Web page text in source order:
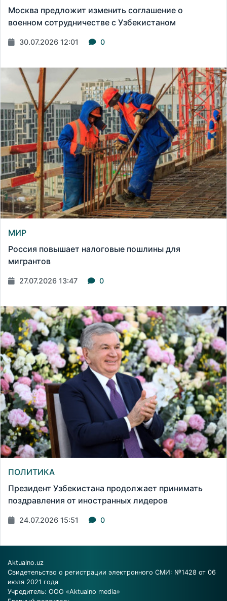
Москва предложит изменить соглашение о
военном сотрудничестве с Узбекистаном
30.07.2026 12:01 0
МИР
Россия повышает налоговые пошлины для
мигрантов
27.07.2026 13:47 0
ПОЛИТИКА
Президент Узбекистана продолжает принимать
поздравления от иностранных лидеров
24.07.2026 15:51 0
Aktualno.uz
Свидетельство о регистрации электронного СМИ: №1428 от 06
июля 2021 года
Учредитель: ООО «Aktualno media»